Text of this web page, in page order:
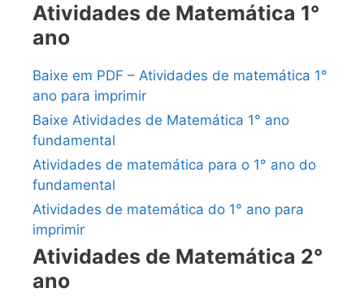
Atividades de Matemática 1°
ano
Baixe em PDF – Atividades de matemática 1°
ano para imprimir
Baixe Atividades de Matemática 1° ano
fundamental
Atividades de matemática para o 1° ano do
fundamental
Atividades de matemática do 1° ano para
imprimir
Atividades de Matemática 2°
ano